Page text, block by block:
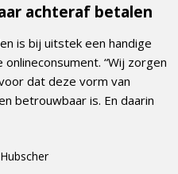
achteraf betalen
is bij uitstek een handige
“Wij zorgen
dat deze vorm van
betrouwbaar is. En daarin